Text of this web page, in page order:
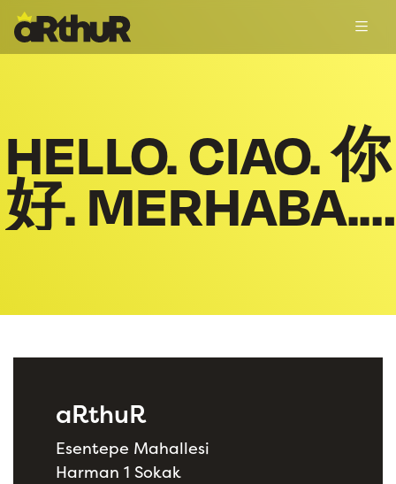
HELLO. CIAO. 你
好. MERHABA.
aRthuR
Esentepe Mahallesi
Harman 1 Sokak